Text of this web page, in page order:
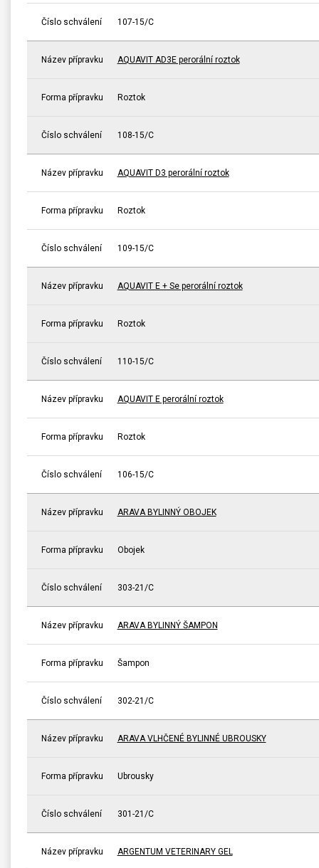
Číslo schválení 107-15/C
Název přípravku AQUAVIT AD3E perorální roztok
Forma přípravku Roztok
Číslo schválení 108-15/C
Název přípravku AQUAVIT D3 perorální roztok
Forma přípravku Roztok
Číslo schválení 109-15/C
Název přípravku AQUAVIT E + Se perorální roztok
Forma přípravku Roztok
Číslo schválení 110-15/C
Název přípravku AQUAVIT E perorální roztok
Forma přípravku Roztok
Číslo schválení 106-15/C
Název přípravku ARAVA BYLINNÝ OBOJEK
Forma přípravku Obojek
Číslo schválení 303-21/C
Název přípravku ARAVA BYLINNÝ ŠAMPON
Forma přípravku Šampon
Číslo schválení 302-21/C
Název přípravku ARAVA VLHČENÉ BYLINNÉ UBROUSKY
Forma přípravku Ubrousky
Číslo schválení 301-21/C
Název přípravku ARGENTUM VETERINARY GEL